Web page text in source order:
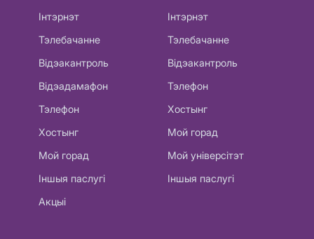
Інтэрнэт
Тэлебачанне
Відэакантроль
Відэадамафон
Тэлефон
Хостынг
Мой горад
Іншыя паслугі
Акцыі
Інтэрнэт
Тэлебачанне
Відэакантроль
Тэлефон
Хостынг
Мой горад
Мой універсітэт
Іншыя паслугі